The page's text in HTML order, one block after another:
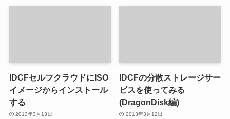
IDCFセルフクラウドにISO
イメージからインストール
する
2013年3月13日
IDCFの分散ストレージサー
ビスを使ってみる
(DragonDisk編)
2013年3月12日